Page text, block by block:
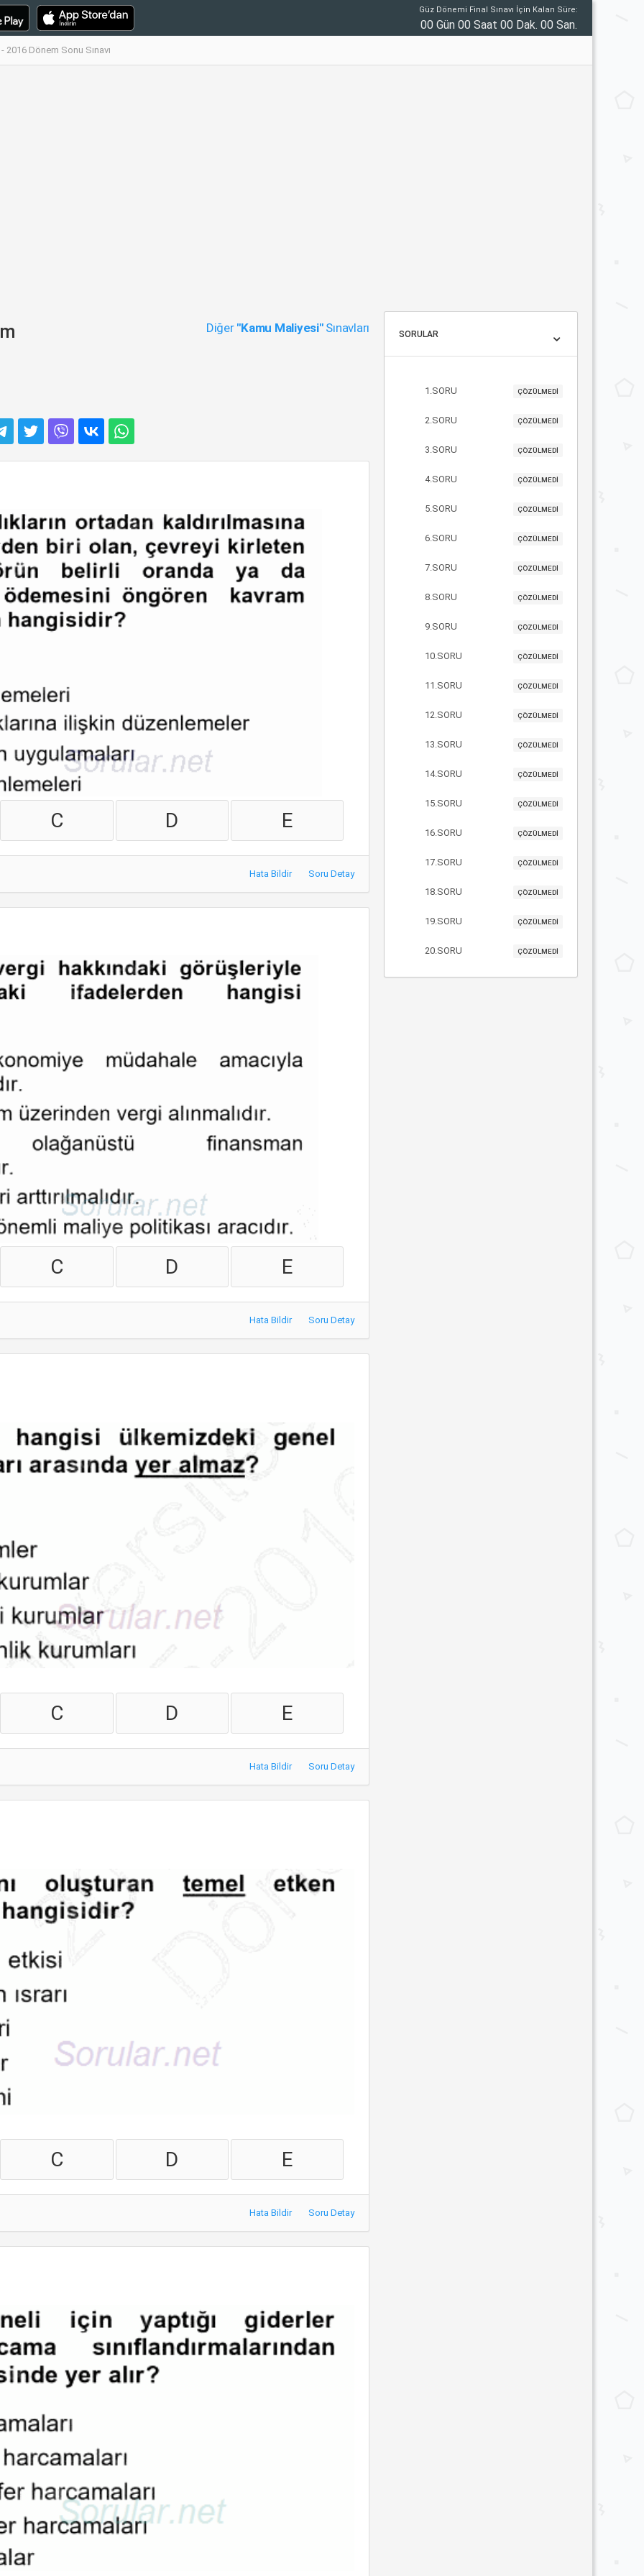
Güz Dönemi Final Sınavı İçin Kalan Süre:
00 Gün 00 Saat 00 Dak. 00 San.
2016 Dönem Sonu Sınavı
Diğer "Kamu Maliyesi"Sınavları
C D E
Hata Bildir Soru Detay
C D E
Hata Bildir Soru Detay
C D E
Hata Bildir Soru Detay
C D E
Hata Bildir Soru Detay
SORULAR
1.SORU ÇÖZÜLMEDİ
2.SORU ÇÖZÜLMEDİ
3.SORU ÇÖZÜLMEDİ
4.SORU ÇÖZÜLMEDİ
5.SORU ÇÖZÜLMEDİ
6.SORU ÇÖZÜLMEDİ
7.SORU ÇÖZÜLMEDİ
8.SORU ÇÖZÜLMEDİ
9.SORU ÇÖZÜLMEDİ
10.SORU ÇÖZÜLMEDİ
11.SORU ÇÖZÜLMEDİ
12.SORU ÇÖZÜLMEDİ
13.SORU ÇÖZÜLMEDİ
14.SORU ÇÖZÜLMEDİ
15.SORU ÇÖZÜLMEDİ
16.SORU ÇÖZÜLMEDİ
17.SORU ÇÖZÜLMEDİ
18.SORU ÇÖZÜLMEDİ
19.SORU ÇÖZÜLMEDİ
20.SORU ÇÖZÜLMEDİ